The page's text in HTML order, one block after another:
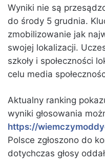
Wyniki nie są
do środy 5 grudnia.
zmobilizowanie jak
swojej lokalizacji.
szkoły i społeczności
celu media
Aktualny ranking
wyniki głosowania
https://
Polsce zgłoszono do
dotychczas głosy